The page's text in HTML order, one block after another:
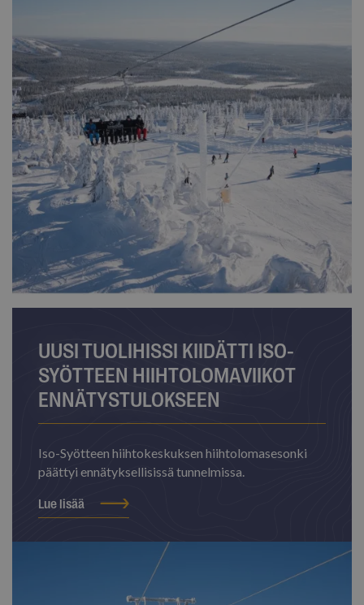
UUSI TUOLIHISSI KIIDÄTTI ISO-
SYÖTTEEN HIIHTOLOMAVIIKOT
ENNÄTYSTULOKSEEN
Iso-Syötteen hiihtokeskuksen hiihtolomasesonki
päättyi ennätyksellisissä tunnelmissa.
Lue lisää